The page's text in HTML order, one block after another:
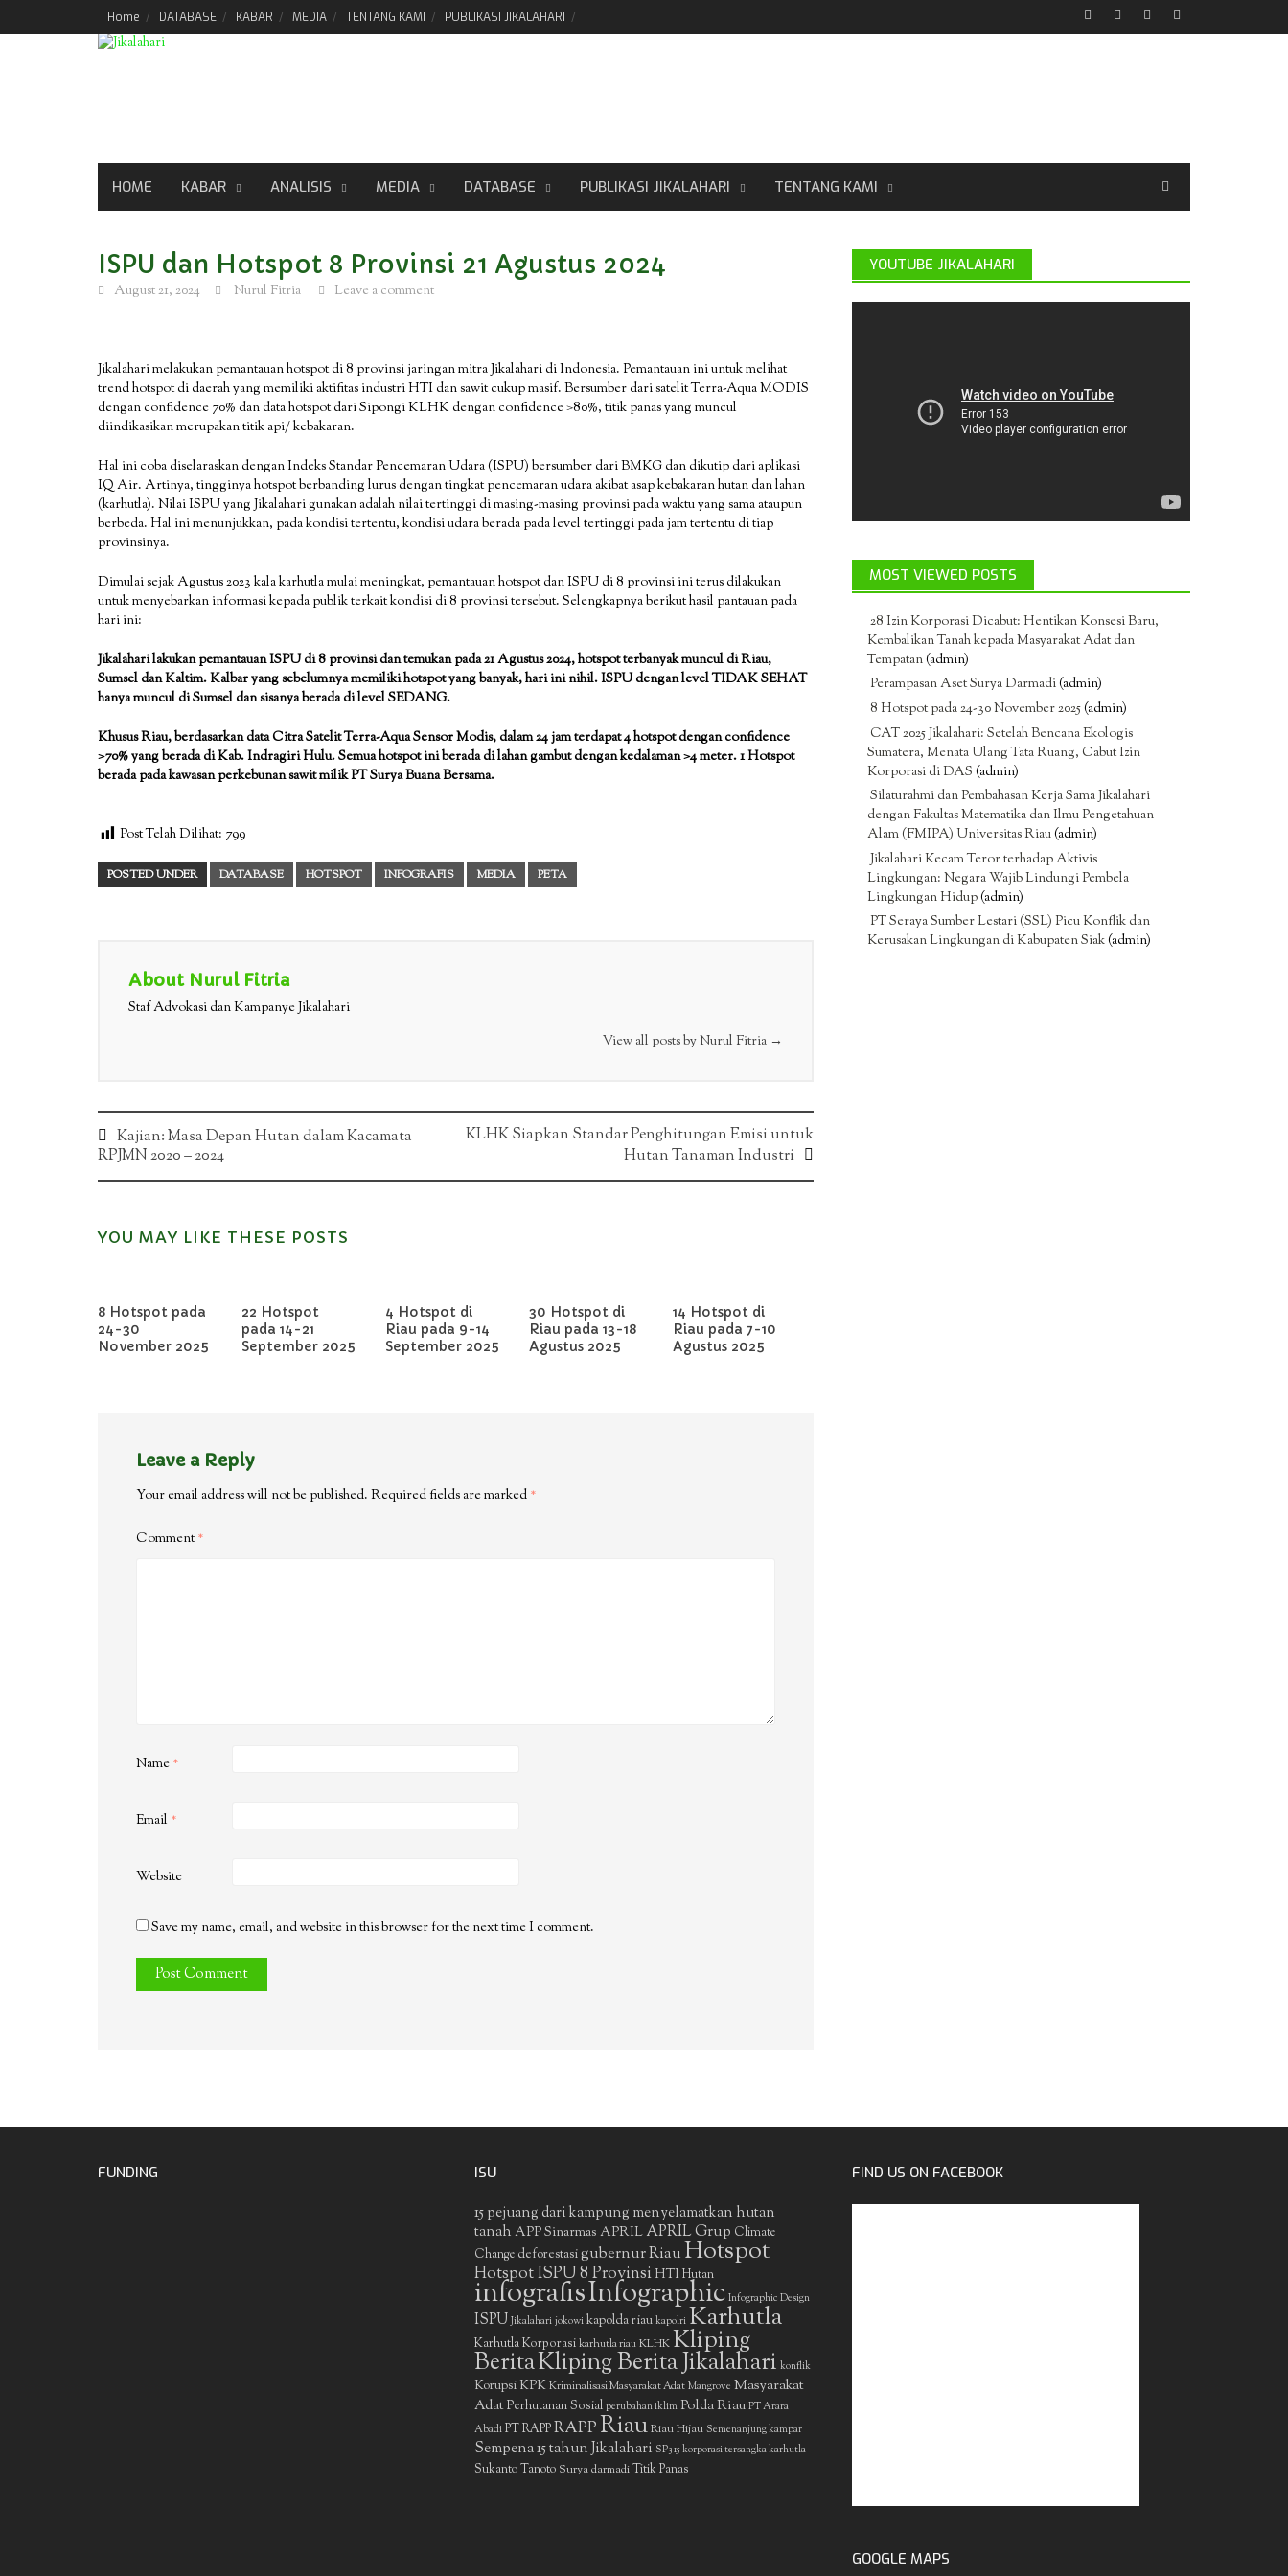
Home DATABASE KABAR MEDIA TENTANG KAMI PUBLIKASI JIKALAHARI
HOME KABAR ANALISIS MEDIA DATABASE PUBLIKASI JIKALAHARI TENTANG KAMI
ISPU dan Hotspot 8 Provinsi 21 Agustus 2024
August 21, 2024 Nurul Fitria Leave a comment
Jikalahari melakukan pemantauan hotspot di 8 provinsi jaringan mitra Jikalahari di Indonesia. Pemantauan ini untuk melihat
trend hotspot di daerah yang memiliki aktifitas industri HTI dan sawit cukup masif. Bersumber dari satelit Terra-Aqua MODIS
dengan confidence 70% dan data hotspot dari Sipongi KLHK dengan confidence >80%, titik panas yang muncul
diindikasikan merupakan titik api/ kebakaran.
Hal ini coba diselaraskan dengan Indeks Standar Pencemaran Udara (ISPU) bersumber dari BMKG dan dikutip dari aplikasi
IQ Air. Artinya, tingginya hotspot berbanding lurus dengan tingkat pencemaran udara akibat asap kebakaran hutan dan lahan
(karhutla). Nilai ISPU yang Jikalahari gunakan adalah nilai tertinggi di masing-masing provinsi pada waktu yang sama ataupun
berbeda. Hal ini menunjukkan, pada kondisi tertentu, kondisi udara berada pada level tertinggi pada jam tertentu di tiap
provinsinya.
Dimulai sejak Agustus 2023 kala karhutla mulai meningkat, pemantauan hotspot dan ISPU di 8 provinsi ini terus dilakukan
untuk menyebarkan informasi kepada publik terkait kondisi di 8 provinsi tersebut. Selengkapnya berikut hasil pantauan pada
hari ini:
Jikalahari lakukan pemantauan ISPU di 8 provinsi dan temukan pada 21 Agustus 2024, hotspot terbanyak muncul di Riau,
Sumsel dan Kaltim. Kalbar yang sebelumnya memiliki hotspot yang banyak, hari ini nihil. ISPU dengan level TIDAK SEHAT
hanya muncul di Sumsel dan sisanya berada di level SEDANG.
Khusus Riau, berdasarkan data Citra Satelit Terra-Aqua Sensor Modis, dalam 24 jam terdapat 4 hotspot dengan confidence
>70% yang berada di Kab. Indragiri Hulu. Semua hotspot ini berada di lahan gambut dengan kedalaman >4 meter. 1 Hotspot
berada pada kawasan perkebunan sawit milik PT Surya Buana Bersama.
Post Telah Dilihat: 799
POSTED UNDER DATABASE HOTSPOT INFOGRAFIS MEDIA PETA
About Nurul Fitria
Staf Advokasi dan Kampanye Jikalahari
View all posts by Nurul Fitria →
Post
navigation
Kajian: Masa Depan Hutan dalam Kacamata
RPJMN 2020 – 2024
KLHK Siapkan Standar Penghitungan Emisi untuk
Hutan Tanaman Industri
YOU MAY LIKE THESE POSTS
8 Hotspot pada
24-30
November 2025
22 Hotspot
pada 14-21
September 2025
4 Hotspot di
Riau pada 9-14
September 2025
30 Hotspot di
Riau pada 13-18
Agustus 2025
14 Hotspot di
Riau pada 7-10
Agustus 2025
Leave a Reply
Your email address will not be published. Required fields are marked *
Comment*
Name *
Email *
Website
Save my name, email, and website in this browser for the next time I comment.
YOUTUBE JIKALAHARI
MOST VIEWED POSTS
28 Izin Korporasi Dicabut: Hentikan Konsesi Baru,
Kembalikan Tanah kepada Masyarakat Adat dan
Tempatan(admin)
Perampasan Aset Surya Darmadi(admin)
8 Hotspot pada 24-30 November 2025(admin)
CAT 2025 Jikalahari: Setelah Bencana Ekologis
Sumatera, Menata Ulang Tata Ruang, Cabut Izin
Korporasi di DAS (admin)
Silaturahmi dan Pembahasan Kerja Sama Jikalahari
dengan Fakultas Matematika dan Ilmu Pengetahuan
Alam (FMIPA) Universitas Riau(admin)
Jikalahari Kecam Teror terhadap Aktivis
Lingkungan: Negara Wajib Lindungi Pembela
Lingkungan Hidup(admin)
PT Seraya Sumber Lestari (SSL) Picu Konflik dan
Kerusakan Lingkungan di Kabupaten Siak(admin)
FUNDING ISU
15 pejuang dari kampung menyelamatkan hutan
tanah APP Sinarmas APRIL APRIL Grup Climate
Change deforestasigubernur RiauHotspot
Hotspot ISPU 8 ProvinsiHTIHutan
infografisInfographic Infographic Design
ISPU Jikalahari jokowi kapolda riau kapolri Karhutla
Karhutla Korporasi karhutla riau KLHKKliping
BeritaKliping Berita Jikalahari konflik
Korupsi KPK Kriminalisasi Masyarakat Adat Mangrove Masyarakat
AdatPerhutanan Sosial perubahan iklim Polda Riau PT Arara
Abadi PT RAPPRAPPRiauRiau Hijau Semenanjung kampar
Sempena 15 tahun Jikalahari SP3 15 korporasi tersangka karhutla
Sukanto Tanoto Surya darmadiTitik Panas
FIND US ON FACEBOOK
GOOGLE MAPS